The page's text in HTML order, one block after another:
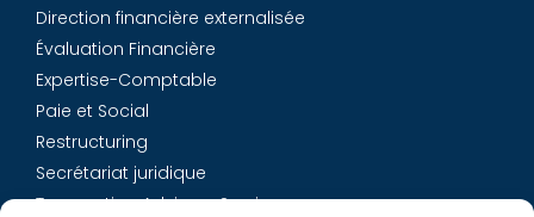
Direction financière externalisée
Évaluation Financière
Expertise-Comptable
Paie et Social
Restructuring
Secrétariat juridique
Transaction Advisory Services